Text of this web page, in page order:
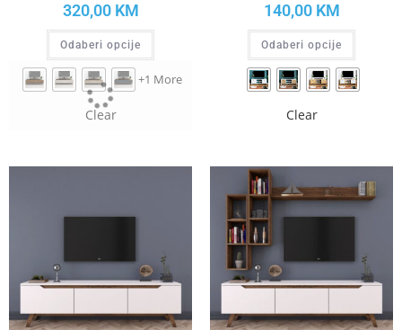
320,00 KM
Odaberi opcije
+1 More
Clear
140,00 KM
Odaberi opcije
Clear